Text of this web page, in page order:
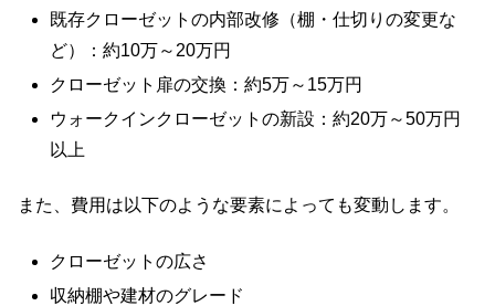
既存クローゼットの内部改修（棚・仕切りの変更な
ど）：約10万～20万円
クローゼット扉の交換：約5万～15万円
ウォークインクローゼットの新設：約20万～50万円
以上
また、費用は以下のような要素によっても変動します。
クローゼットの広さ
収納棚や建材のグレード